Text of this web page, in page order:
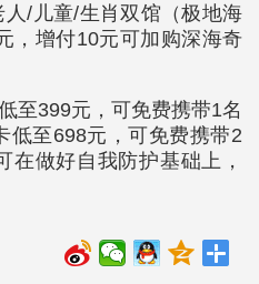
/儿童/生肖双馆（极地海
，增付10元可加购深海奇
至399元，可免费携带1名
低至698元，可免费携带2
在做好自我防护基础上，